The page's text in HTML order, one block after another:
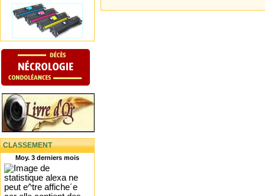
CLASSEMENT
Moy. 3 derniers mois